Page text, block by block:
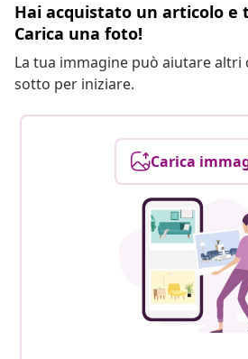
Hai acquistato un articolo e
Carica una foto!
La tua immagine può aiutare altri
sotto per iniziare.
Carica